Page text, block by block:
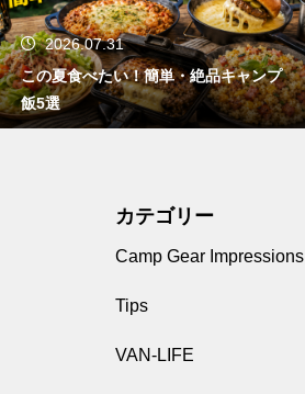
2026.07.28
キャンプでの食中毒について考える
カテゴリー
Camp Gear Impressions
Tips
VAN-LIFE